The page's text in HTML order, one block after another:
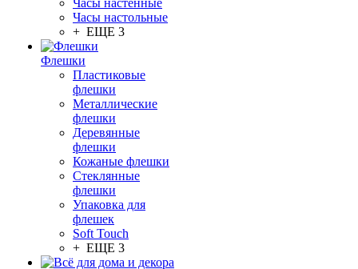
Часы настенные
Часы настольные
+ ЕЩЕ 3
Флешки
Пластиковые
флешки
Металлические
флешки
Деревянные
флешки
Кожаные флешки
Стеклянные
флешки
Упаковка для
флешек
Soft Touch
+ ЕЩЕ 3